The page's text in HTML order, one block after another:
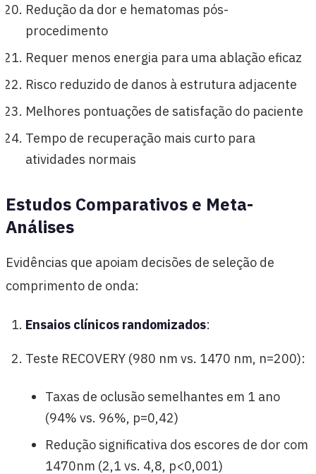
Redução da dor e hematomas pós-
procedimento
Requer menos energia para uma ablação eficaz
Risco reduzido de danos à estrutura adjacente
Melhores pontuações de satisfação do paciente
Tempo de recuperação mais curto para
atividades normais
Estudos Comparativos e Meta-
Análises
Evidências que apoiam decisões de seleção de
comprimento de onda:
Ensaios clínicos randomizados:
Teste RECOVERY (980 nm vs. 1470 nm, n=200):
Taxas de oclusão semelhantes em 1 ano
(94% vs. 96%, p=0,42)
Redução significativa dos escores de dor com
1470nm (2,1 vs. 4,8, p<0,001)